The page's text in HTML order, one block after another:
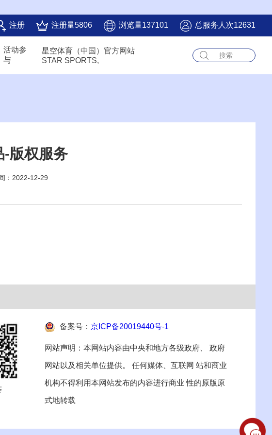
注册 注册量5806 浏览量137101 总服务人次12631
活动参
与
星空体育（中国）官方网站
STAR SPORTS,
-版权服务
：2022-12-29
备案号：京ICP备20019440号-1
网站声明：本网站内容由中央和地方各级政府、 政府
网站以及相关单位提供。 任何媒体、互联网 站和商业
机构不得利用本网站发布的内容进行商业 性的原版原
式地转载